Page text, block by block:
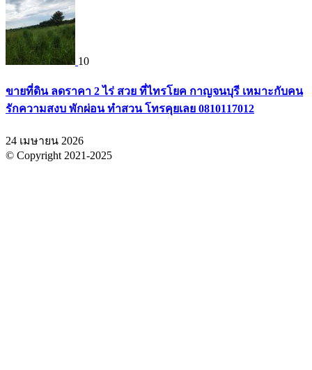
10
ขายที่ดิน ลดราคา 2 ไร่ สวย ที่ไทรโยค กาญจนบุรี เหมาะกับคน
รักความสงบ พักผ่อน ทำสวน โทรคุยเลย 0810117012
24 เมษายน 2026
© Copyright 2021-2025